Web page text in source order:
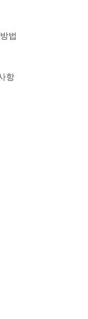
법
항